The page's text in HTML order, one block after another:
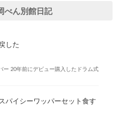
べん別館日記
した
ー 20年前にデビュー購入したドラム式
パイシーワッパーセット食す